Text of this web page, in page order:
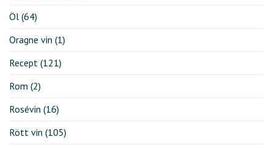
Öl (64)
Oragne vin (1)
Recept (121)
Rom (2)
Rosévin (16)
Rött vin (105)